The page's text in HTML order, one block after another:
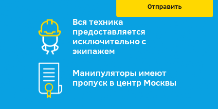
Отправить
Вся техника
предоставляется
исключительно с
экипажем
Манипуляторы имеют
пропуск в центр Москвы